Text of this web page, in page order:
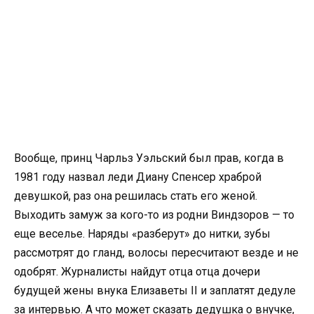
Вообще, принц Чарльз Уэльский был прав, когда в
1981 году назвал леди Диану Спенсер храброй
девушкой, раз она решилась стать его женой.
Выходить замуж за кого-то из родни Виндзоров — то
еще веселье. Наряды «разберут» до нитки, зубы
рассмотрят до гланд, волосы пересчитают везде и не
одобрят. Журналисты найдут отца отца дочери
будущей жены внука Елизаветы II и заплатят дедуле
за интервью. А что может сказать дедушка о внучке,